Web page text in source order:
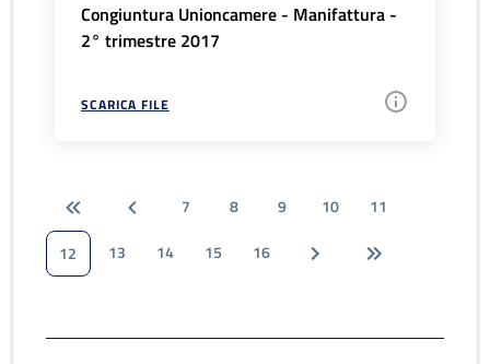
Congiuntura Unioncamere - Manifattura -
2° trimestre 2017
SCARICA FILE
7 8 9 10
11
12
13 14 15 16